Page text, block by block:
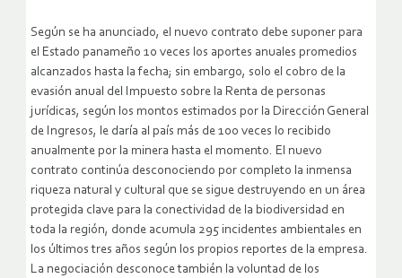
Según se ha anunciado, el nuevo contrato debe suponer para
el Estado panameño 10 veces los aportes anuales promedios
alcanzados hasta la fecha; sin embargo, solo el cobro de la
evasión anual del Impuesto sobre la Renta de personas
jurídicas, según los montos estimados por la Dirección General
de Ingresos, le daría al país más de 100 veces lo recibido
anualmente por la minera hasta el momento. El nuevo
contrato continúa desconociendo por completo la inmensa
riqueza natural y cultural que se sigue destruyendo en un área
protegida clave para la conectividad de la biodiversidad en
toda la región, donde acumula 295 incidentes ambientales en
los últimos tres años según los propios reportes de la empresa.
La negociación desconoce también la voluntad de los